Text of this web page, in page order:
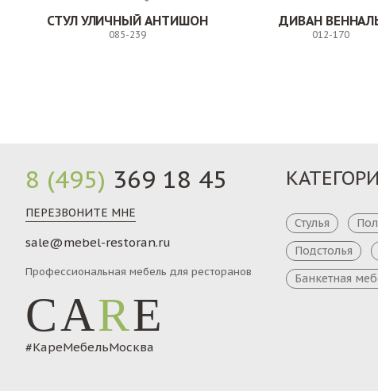
СТУЛ УЛИЧНЫЙ АНТИШОН
085-239
ДИВАН
012-170
8 (495) 369 18 45
ПЕРЕЗВОНИТЕ МНЕ
sale@mebel-restoran.ru
Профессиональная мебель для ресторанов
CARE
#КареМебельМосква
Стулья
Подстолья
Банкетная